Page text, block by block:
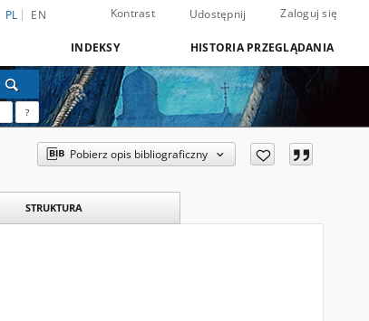
PL EN Kontrast Udostępnij Zaloguj się
INDEKSY HISTORIA PRZEGLĄDANIA
?
Pobierz opis bibliograficzny
STRUKTURA